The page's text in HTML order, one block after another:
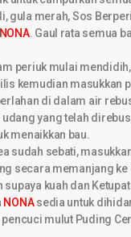
gula merah, Sos
NONA. Gaul rata semua
periuk mulai
kemudian masukkan
di dalam air
yang telah
menaikkan bau.
sudah sebati,
secara memanjang
supaya kuah dan
NONAsedia untuk
mulut Puding